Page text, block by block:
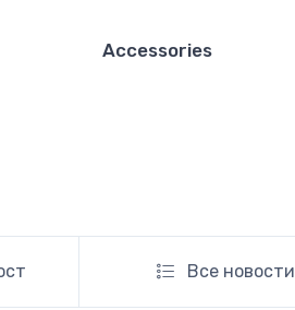
Accessories
Все новости